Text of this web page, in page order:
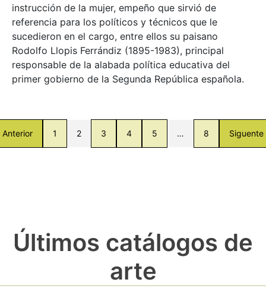
instrucción de la mujer, empeño que sirvió de
referencia para los políticos y técnicos que le
sucedieron en el cargo, entre ellos su paisano
Rodolfo Llopis Ferrándiz (1895-1983), principal
responsable de la alabada política educativa del
primer gobierno de la Segunda República española.
Anterior 1 2 3 4 5 … 8 Siguente
Últimos catálogos de
arte